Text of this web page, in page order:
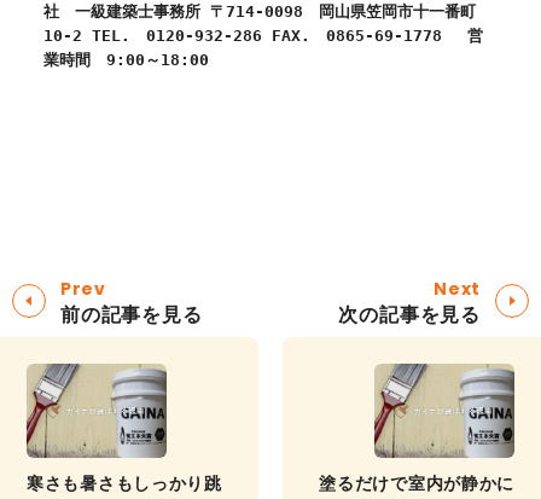
社 一級建築士事務所 〒 714-0098 岡山県笠岡市十一番町
10-2 TEL. 0120-932-286 FAX. 0865-69-1778
営
業時間 9:00～18:00
Prev
前の記事を見る
寒さも暑さもしっかり跳
Next
次の記事を見る
塗るだけで室内が静かに